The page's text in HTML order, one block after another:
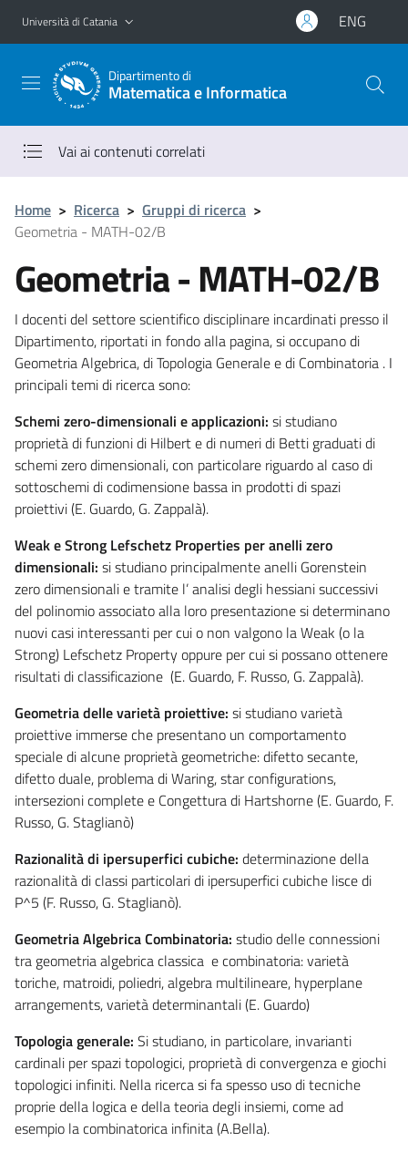
Vai al contenuto principale
Vai al menu di navigazione
Università di Catania ENG
Dipartimento di
Matematica e Informatica
Vai ai contenuti correlati
Home > Ricerca > Gruppi di ricerca >
Geometria - MATH-02/B
Geometria - MATH-02/B
I docenti del settore scientifico disciplinare incardinati presso il
Dipartimento, riportati in fondo alla pagina, si occupano di
Geometria Algebrica, di Topologia Generale e di Combinatoria . I
principali temi di ricerca sono:
Schemi zero-dimensionali e applicazioni: si studiano
proprietà di funzioni di Hilbert e di numeri di Betti graduati di
schemi zero dimensionali, con particolare riguardo al caso di
sottoschemi di codimensione bassa in prodotti di spazi
proiettivi (E. Guardo, G. Zappalà).
Weak e Strong Lefschetz Properties per anelli zero
dimensionali: si studiano principalmente anelli Gorenstein
zero dimensionali e tramite l’ analisi degli hessiani successivi
del polinomio associato alla loro presentazione si determinano
nuovi casi interessanti per cui o non valgono la Weak (o la
Strong) Lefschetz Property oppure per cui si possano ottenere
risultati di classificazione (E. Guardo, F. Russo, G. Zappalà).
Geometria delle varietà proiettive: si studiano varietà
proiettive immerse che presentano un comportamento
speciale di alcune proprietà geometriche: difetto secante,
difetto duale, problema di Waring, star configurations,
intersezioni complete e Congettura di Hartshorne (E. Guardo, F.
Russo, G. Staglianò)
Razionalità di ipersuperfici cubiche: determinazione della
razionalità di classi particolari di ipersuperfici cubiche lisce di
P^5 (F. Russo, G. Staglianò).
Geometria Algebrica Combinatoria: studio delle connessioni
tra geometria algebrica classica e combinatoria: varietà
toriche, matroidi, poliedri, algebra multilineare, hyperplane
arrangements, varietà determinantali (E. Guardo)
Topologia generale: Si studiano, in particolare, invarianti
cardinali per spazi topologici, proprietà di convergenza e giochi
topologici infiniti. Nella ricerca si fa spesso uso di tecniche
proprie della logica e della teoria degli insiemi, come ad
esempio la combinatorica infinita (A.Bella).